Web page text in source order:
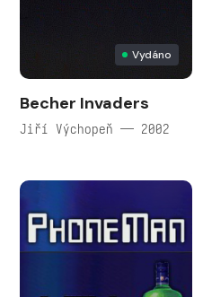
Vydáno
Becher Invaders
Jiří Výchopeň — 2002